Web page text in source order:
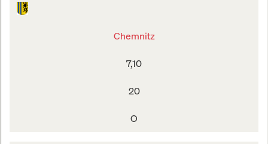
Chemnitz
7,10
20
O